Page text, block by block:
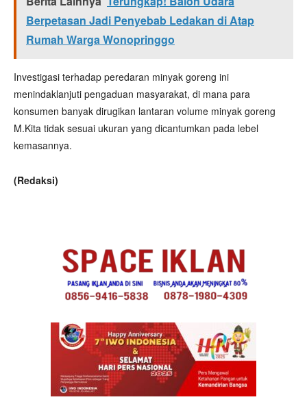
Berpetasan Jadi Penyebab Ledakan di Atap
Rumah Warga Wonopringgo
Investigasi terhadap peredaran minyak goreng ini
menindaklanjuti pengaduan masyarakat, di mana para
konsumen banyak dirugikan lantaran volume minyak goreng
M.Kita tidak sesuai ukuran yang dicantumkan pada lebel
kemasannya.
(Redaksi)